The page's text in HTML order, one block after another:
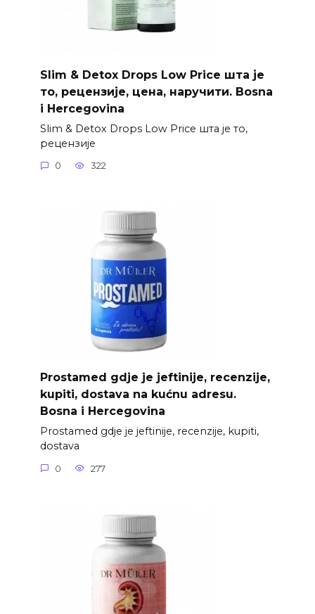
Slim & Detox Drops Low Price шта је
то, рецензије, цена, наручити. Bosna
i Hercegovina
Slim & Detox Drops Low Price шта је то,
рецензије
0 322
Prostamed gdje je jeftinije, recenzije,
kupiti, dostava na kućnu adresu.
Bosna i Hercegovina
Prostamed gdje je jeftinije, recenzije, kupiti,
dostava
0 277